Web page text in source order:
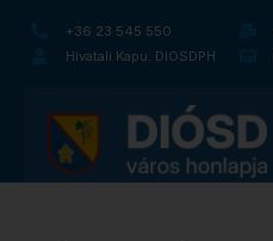
+36 23 545 550
Hivatali Kapu: DIOSDPH